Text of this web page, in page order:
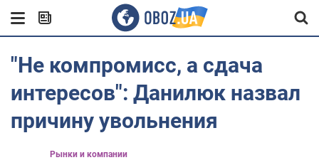
"Не компромисс, а сдача
интересов": Данилюк назвал
причину увольнения
Рынки и компании